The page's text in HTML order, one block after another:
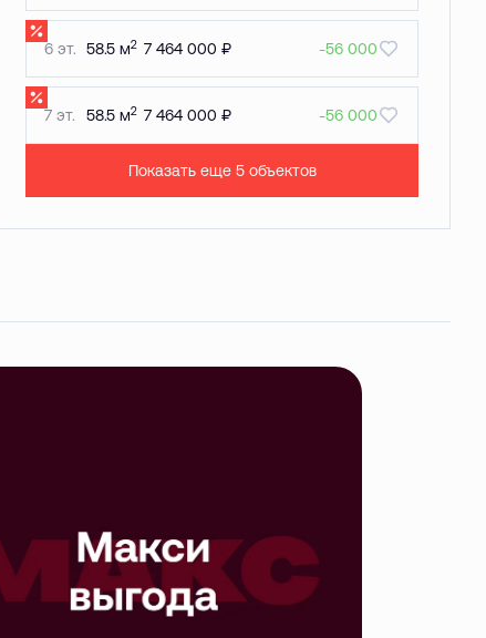
6 эт. 58.5 м2 7 464 000 ₽ -56 000
7 эт. 58.5 м2 7 464 000 ₽ -56 000
Показать еще 5 объектов